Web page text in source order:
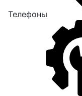
Телефоны